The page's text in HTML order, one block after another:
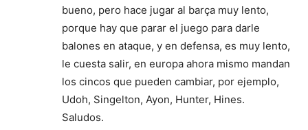
bueno, pero hace jugar al barça muy lento,
porque hay que parar el juego para darle
balones en ataque, y en defensa, es muy lento,
le cuesta salir, en europa ahora mismo mandan
los cincos que pueden cambiar, por ejemplo,
Udoh, Singelton, Ayon, Hunter, Hines.
Saludos.